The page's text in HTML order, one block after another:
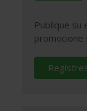
Publique su
promocione